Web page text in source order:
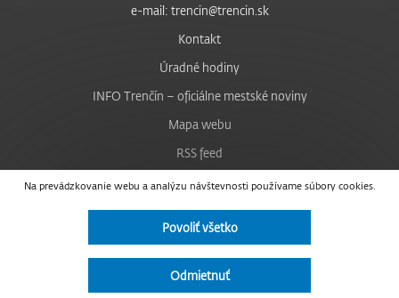
Na prevádzkovanie webu a analýzu návštevnosti používame súbory cookies.
Povoliť všetko
Odmietnuť
e-mail: trencin@trencin.sk
Kontakt
Úradné hodiny
INFO Trenčín – oficiálne mestské noviny
Mapa webu
RSS feed
Nastavenie cookies
Facebook
Instagram